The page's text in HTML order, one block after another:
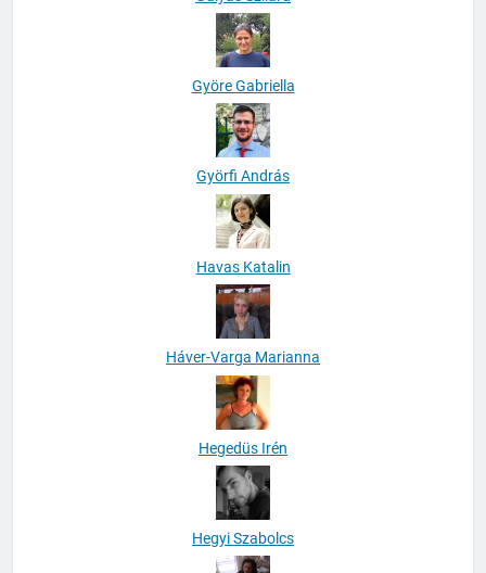
Györe Gabriella
Györfi András
Havas Katalin
Háver-Varga Marianna
Hegedüs Irén
Hegyi Szabolcs